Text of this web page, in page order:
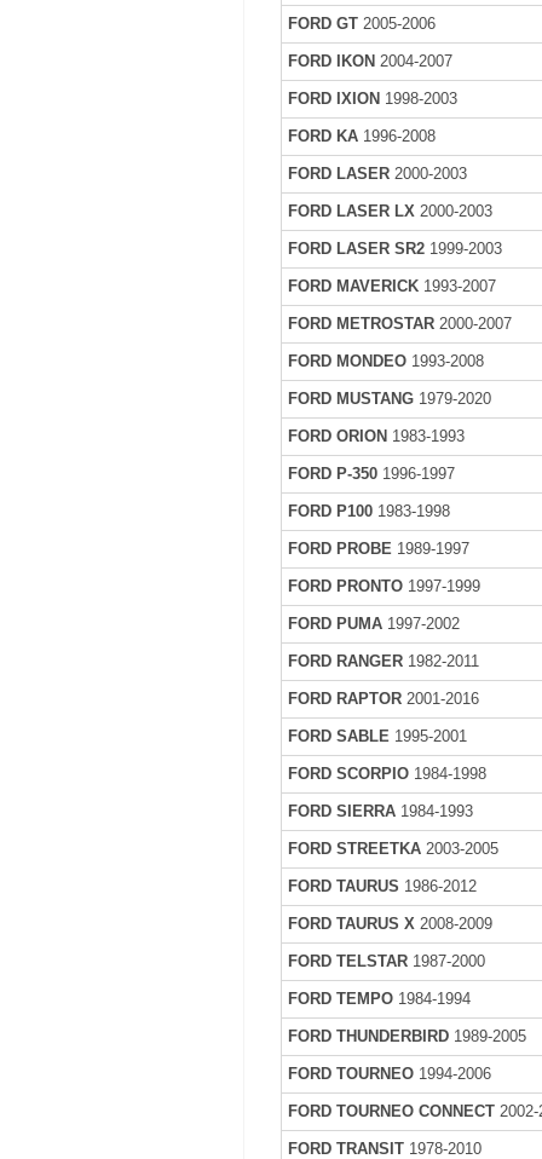
FORD GT 2005-2006
FORD IKON 2004-2007
FORD IXION 1998-2003
FORD KA 1996-2008
FORD LASER 2000-2003
FORD LASER LX 2000-2003
FORD LASER SR2 1999-2003
FORD MAVERICK 1993-2007
FORD METROSTAR 2000-2007
FORD MONDEO 1993-2008
FORD MUSTANG 1979-2020
FORD ORION 1983-1993
FORD P-350 1996-1997
FORD P100 1983-1998
FORD PROBE 1989-1997
FORD PRONTO 1997-1999
FORD PUMA 1997-2002
FORD RANGER 1982-2011
FORD RAPTOR 2001-2016
FORD SABLE 1995-2001
FORD SCORPIO 1984-1998
FORD SIERRA 1984-1993
FORD STREETKA 2003-2005
FORD TAURUS 1986-2012
FORD TAURUS X2008-2009
FORD TELSTAR 1987-2000
FORD TEMPO 1984-1994
FORD THUNDERBIRD 1989-2005
FORD TOURNEO 1994-2006
FORD TOURNEO CONNECT 2002-
FORD TRANSIT 1978-2010